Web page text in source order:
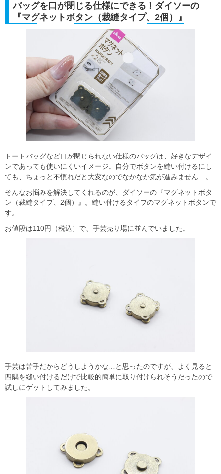
バッグを口が閉じる仕様にできる！ダイソーの
『マグネットボタン（裁縫タイプ、2個）』
トートバッグなど口が閉じられない仕様のバッグは、好きなデザイ
ンであっても使いにくいイメージ。自分でボタンを縫い付けるにし
ても、ちょっと不慣れだと大変なのでなかなか気が進みません…。
そんなお悩みを解決してくれるのが、ダイソーの『マグネットボタ
ン（裁縫タイプ、2個）』。縫い付けるタイプのマグネットボタンで
す。
お値段は110円（税込）で、手芸売り場に並んでいました。
手芸は苦手だからどうしようかな…と思ったのですが、よく見ると
四隅を縫い付けるだけで比較的簡単に取り付けられそうだったので
試しにゲットしてみました。